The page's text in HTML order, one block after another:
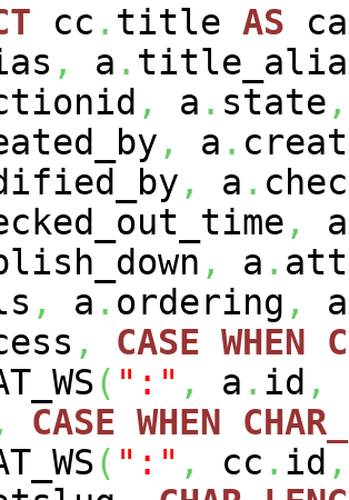
cc . title AS
, a .
, a . state ,
, a .
, a .
, a
, a .
, a . ordering , a
, CASE WHEN
( ":" , a . id ,
CASE WHEN
( ":" , cc . id ,